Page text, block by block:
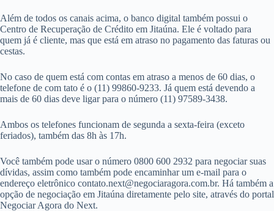
Além de todos os canais acima, o banco digital também possui o
Centro de Recuperação de Crédito em Jitaúna. Ele é voltado para
quem já é cliente, mas que está em atraso no pagamento das faturas ou
cestas.
No caso de quem está com contas em atraso a menos de 60 dias, o
telefone de com tato é o (11) 99860-9233. Já quem está devendo a
mais de 60 dias deve ligar para o número (11) 97589-3438.
Ambos os telefones funcionam de segunda a sexta-feira (exceto
feriados), também das 8h às 17h.
Você também pode usar o número 0800 600 2932 para negociar suas
dívidas, assim como também pode encaminhar um e-mail para o
endereço eletrônico contato.next@negociaragora.com.br. Há também a
opção de negociação em Jitaúna diretamente pelo site, através do portal
Negociar Agora do Next.